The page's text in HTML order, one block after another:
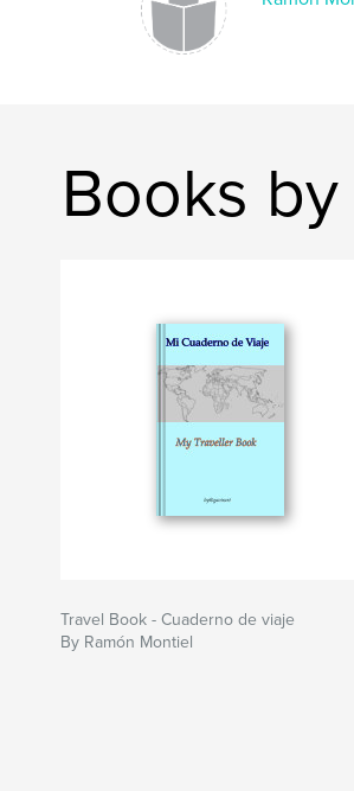
Books
Travel Book - Cuaderno de viaje
By Ramón Montiel